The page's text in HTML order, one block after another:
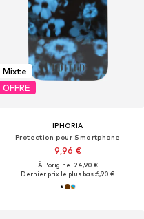
Mixte
OFFRE
IPHORIA
Protection pour Smartphone
9,96 €
À l'origine : 24,90 €
Dernier prix le plus bas :6,90 €